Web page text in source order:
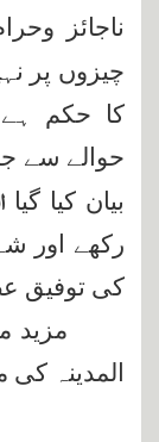
ناجائز
چیزوں پر
کا حکم
حوالے سے
بیان کیا گیا
رکھے اور
کی توفیق
مزید
المدینہ